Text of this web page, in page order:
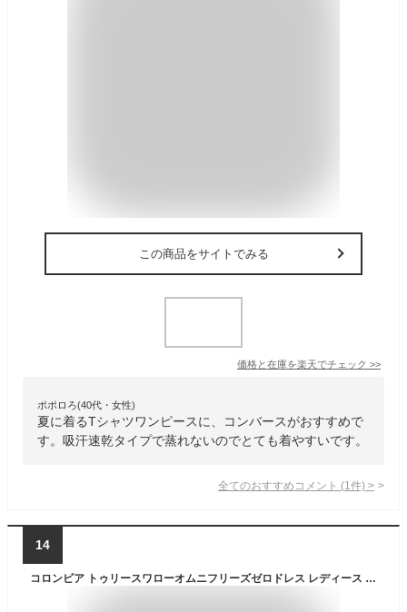
この商品をサイトでみる
価格と在庫を楽天でチェック >>
ポポロろ(40代・女性)
夏に着るTシャツワンピースに、コンバースがおすすめで
す。吸汗速乾タイプで蒸れないのでとても着やすいです。
全てのおすすめコメント (1 件) >
14
コロンビア トゥリースワローオムニフリーズゼロドレス レディース ノースリーブワンピース 冷感 吸湿速乾 UV アウトドア カジュアル PL7600 Columbia 2026春夏